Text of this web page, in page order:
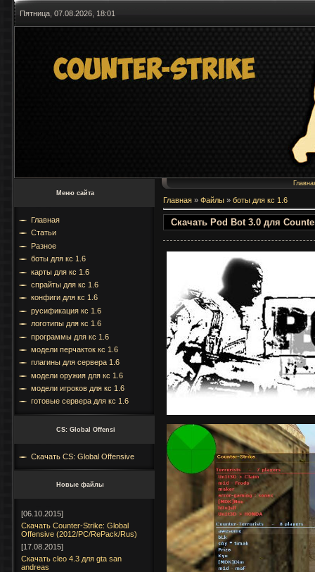
Пятница, 07.08.2026, 18:01
Меню сайта
Главная
Статьи
Разное
боты для кс 1.6
карты для кс 1.6
спрайты для кс 1.6
конфиги для кс 1.6
русификация кс 1.6
логотипы для кс 1.6
программы для кс 1.6
модели перчакток кс 1.6
плагины для сервера 1.6
модели оружия для кс 1.6
модели игроков для кс 1.6
готовые сервера для кс 1.6
CS: Global Offensi
Скачать CS: Global Offensive
Новые файлы
[06.10.2015]
Скачать Counter-Strike: Global
Offensive (2012/PC/RePack/Rus)
[17.08.2015]
Cкачать cleo 4.3 для gta san
andreas
Главная » Файлы » боты для кс 1.6
Скачать Pod Bot 3.0 для